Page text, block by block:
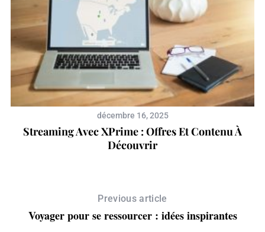
décembre 16, 2025
Streaming Avec XPrime : Offres Et Contenu À
Découvrir
Previous article
Voyager pour se ressourcer : idées inspirantes